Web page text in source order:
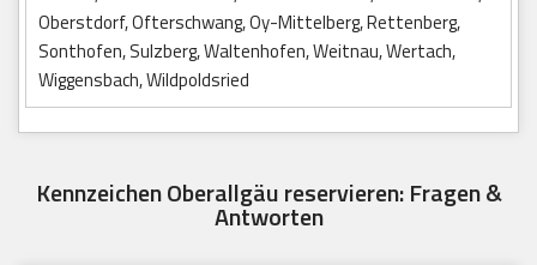
Oberstdorf, Ofterschwang, Oy-Mittelberg, Rettenberg,
Sonthofen, Sulzberg, Waltenhofen, Weitnau, Wertach,
Wiggensbach, Wildpoldsried
Kennzeichen Oberallgäu reservieren: Fragen &
Antworten